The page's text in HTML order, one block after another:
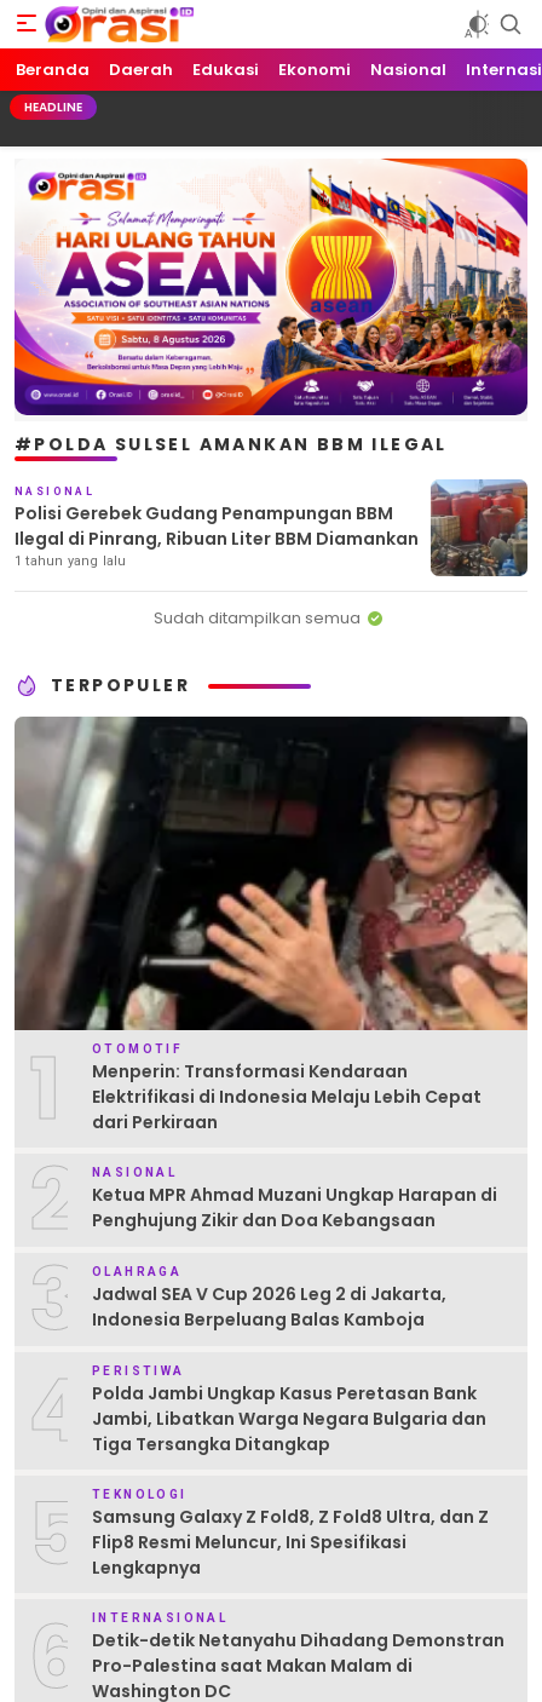
Orasi.ID
Opini dan Aspirasi!
Beranda Daerah Edukasi Ekonomi Nasional
HEADLINE
#POLDA SULSEL AMANKAN BBM ILEGAL
NASIONAL
Polisi Gerebek Gudang Penampungan BBM
Ilegal di Pinrang, Ribuan Liter BBM Diamankan
1 tahun yang lalu
Sudah ditampilkan semua
TERPOPULER
1 OTOMOTIF
Menperin: Transformasi Kendaraan
Elektrifikasi di Indonesia Melaju Lebih Cepat
dari Perkiraan
2 NASIONAL
Ketua MPR Ahmad Muzani Ungkap Harapan di
Penghujung Zikir dan Doa Kebangsaan
3 OLAHRAGA
Jadwal SEA V Cup 2026 Leg 2 di Jakarta,
Indonesia Berpeluang Balas Kamboja
4 PERISTIWA
Polda Jambi Ungkap Kasus Peretasan Bank
Jambi, Libatkan Warga Negara Bulgaria dan
Tiga Tersangka Ditangkap
5 TEKNOLOGI
Samsung Galaxy Z Fold8, Z Fold8 Ultra, dan Z
Flip8 Resmi Meluncur, Ini Spesifikasi
Lengkapnya
6 INTERNASIONAL
Detik-detik Netanyahu Dihadang Demonstran
Pro-Palestina saat Makan Malam di
Washington DC